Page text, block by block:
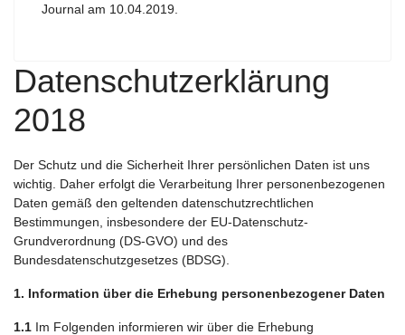
Journal am 10.04.2019.
Datenschutzerklärung
2018
Der Schutz und die Sicherheit Ihrer persönlichen Daten ist uns
wichtig. Daher erfolgt die Verarbeitung Ihrer personenbezogenen
Daten gemäß den geltenden datenschutzrechtlichen
Bestimmungen, insbesondere der EU-Datenschutz-
Grundverordnung (DS-GVO) und des
Bundesdatenschutzgesetzes (BDSG).
1. Information über die Erhebung personenbezogener Daten
1.1 Im Folgenden informieren wir über die Erhebung